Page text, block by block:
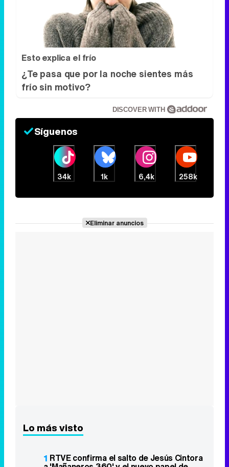
Esto explica el frío
¿Te pasa que por la noche sientes más
frío sin motivo?
DISCOVER WITH
Síguenos
34k 1k 6,4k 258k
Eliminar anuncios
Lo más visto
1 RTVE confirma el salto de Jesús Cintora